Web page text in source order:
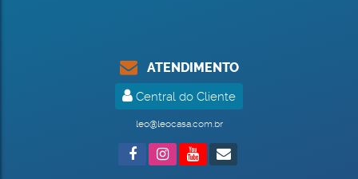
ATENDIMENTO
Central do Cliente
leo@leocasa.com.br